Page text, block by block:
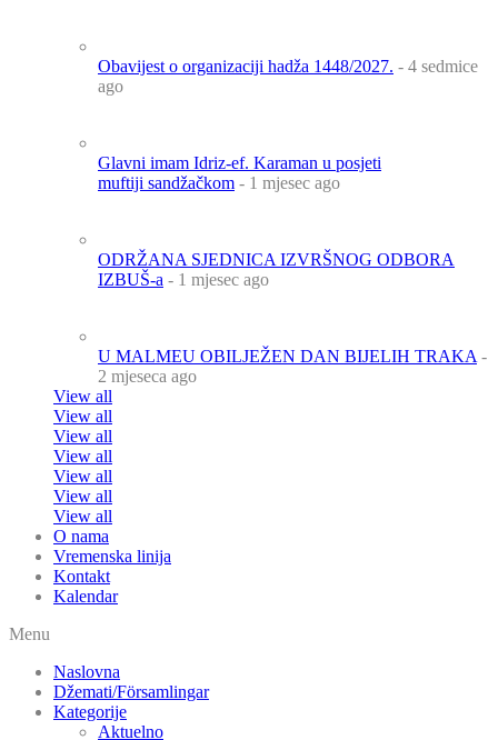
Obavijest o organizaciji hadža 1448/2027. - 4 sedmice
ago
Glavni imam Idriz-ef. Karaman u posjeti
muftiji sandžačkom - 1 mjesec ago
ODRŽANA SJEDNICA IZVRŠNOG ODBORA
IZBUŠ-a - 1 mjesec ago
U MALMEU OBILJEŽEN DAN BIJELIH TRAKA -
2 mjeseca ago
View all
View all
View all
View all
View all
View all
View all
O nama
Vremenska linija
Kontakt
Kalendar
Menu
Naslovna
Džemati/Församlingar
Kategorije
Aktuelno